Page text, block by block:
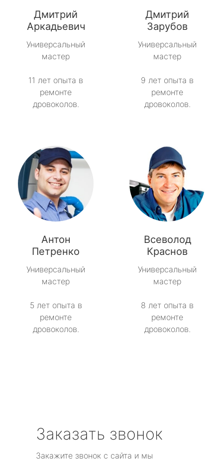
Дмитрий
Аркадьевич
Универсальный
мастер
11 лет опыта в
ремонте
дровоколов.
Дмитрий
Зарубов
Универсальный
мастер
9 лет опыта в
ремонте
дровоколов.
Антон
Петренко
Универсальный
мастер
5 лет опыта в
ремонте
дровоколов.
Всеволод
Краснов
Универсальный
мастер
8 лет опыта в
ремонте
дровоколов.
Заказать звонок
Закажите звонок с сайта и мы